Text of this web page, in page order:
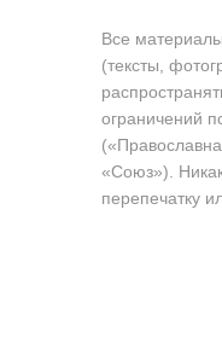
Все
(тексты,
ограничений
«Союз»).
перепечатку